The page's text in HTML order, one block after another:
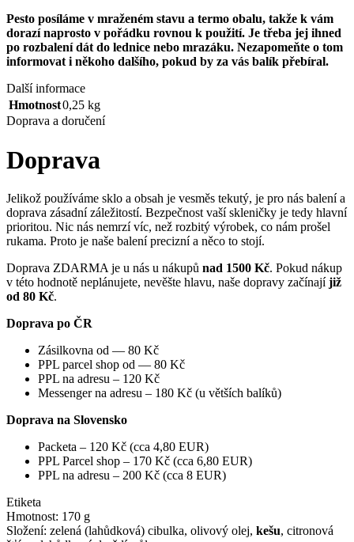
Pesto posíláme v mraženém stavu a termo obalu, takže k vám
dorazí naprosto v pořádku rovnou k použití. Je třeba jej ihned
po rozbalení dát do lednice nebo mrazáku. Nezapomeňte o tom
informovat i někoho dalšího, pokud by za vás balík přebíral.
Další informace
Hmotnost0,25 kg
Doprava a doručení
Doprava
Jelikož používáme sklo a obsah je vesměs tekutý, je pro nás balení a
doprava zásadní záležitostí. Bezpečnost vaší skleničky je tedy hlavní
prioritou. Nic nás nemrzí víc, než rozbitý výrobek, co nám prošel
rukama. Proto je naše balení precizní a něco to stojí.
Doprava ZDARMA je u nás u nákupů nad 1500 Kč. Pokud nákup
v této hodnotě neplánujete, nevěšte hlavu, naše dopravy začínajíjiž
od 80 Kč.
Doprava po ČR
Zásilkovna od — 80 Kč
PPL parcel shop od — 80 Kč
PPL na adresu – 120 Kč
Messenger na adresu – 180 Kč (u větších balíků)
Doprava na Slovensko
Packeta – 120 Kč (cca 4,80 EUR)
PPL Parcel shop – 170 Kč (cca 6,80 EUR)
PPL na adresu – 200 Kč (cca 8 EUR)
Etiketa
Hmotnost: 170 g
Složení: zelená (lahůdková) cibulka, olivový olej, kešu, citronová